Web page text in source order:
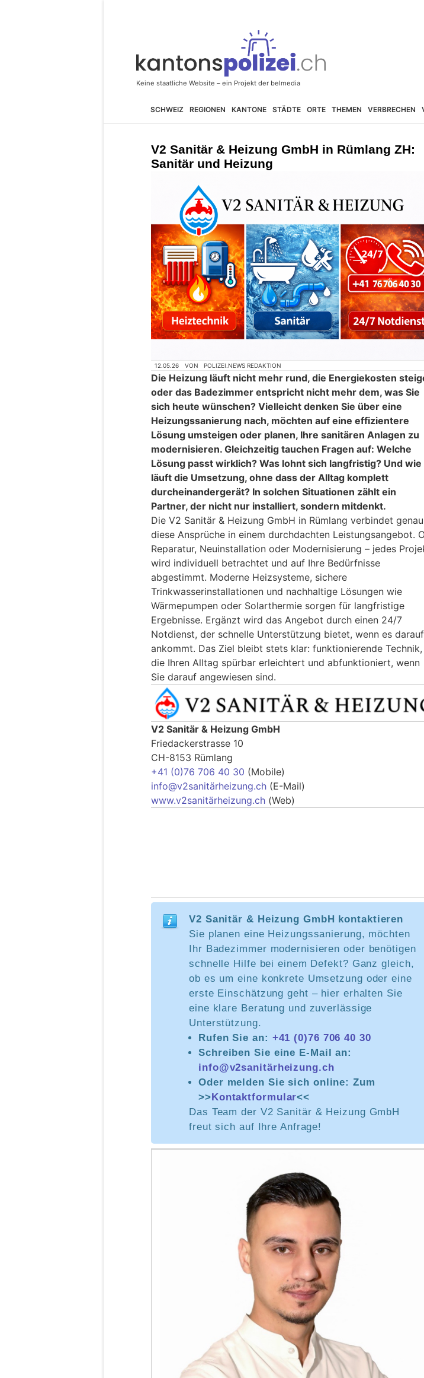
SCHWEIZ REGIONEN KANTONE STÄDTE ORTE THEMEN VERBRECHEN
V2 Sanitär & Heizung GmbH in Rümlang ZH:
Sanitär und Heizung
12.05.26 VON POLIZEI.NEWS REDAKTION
Die Heizung läuft nicht mehr rund, die Energiekosten
oder das Badezimmer entspricht nicht mehr dem, was Sie
sich heute wünschen? Vielleicht denken Sie über eine
Heizungssanierung nach, möchten auf eine effizientere
Lösung umsteigen oder planen, Ihre sanitären Anlagen zu
modernisieren. Gleichzeitig tauchen Fragen auf: Welche
Lösung passt wirklich? Was lohnt sich langfristig? Und wie
läuft die Umsetzung, ohne dass der Alltag komplett
durcheinandergerät? In solchen Situationen zählt ein
Partner, der nicht nur installiert, sondern mitdenkt.
Die V2 Sanitär & Heizung GmbH in Rümlang verbindet genau
diese Ansprüche in einem durchdachten Leistungsangebot.
Reparatur, Neuinstallation oder Modernisierung – jedes
wird individuell betrachtet und auf Ihre Bedürfnisse
abgestimmt. Moderne Heizsysteme, sichere
Trinkwasserinstallationen und nachhaltige Lösungen wie
Wärmepumpen oder Solarthermie sorgen für langfristige
Ergebnisse. Ergänzt wird das Angebot durch einen 24/7
Notdienst, der schnelle Unterstützung bietet, wenn es darauf
ankommt. Das Ziel bleibt stets klar: funktionierende Technik,
die Ihren Alltag spürbar erleichtert und abfunktioniert, wenn
Sie darauf angewiesen sind.
V2 Sanitär & Heizung GmbH
Friedackerstrasse 10
CH-8153 Rümlang
+41 (0)76 706 40 30 (Mobile)
info@v2sanitärheizung.ch (E-Mail)
www.v2sanitärheizung.ch (Web)
V2 Sanitär & Heizung GmbH kontaktieren
Sie planen eine Heizungssanierung, möchten
Ihr Badezimmer modernisieren oder benötigen
schnelle Hilfe bei einem Defekt? Ganz gleich,
ob es um eine konkrete Umsetzung oder eine
erste Einschätzung geht – hier erhalten Sie
eine klare Beratung und zuverlässige
Unterstützung.
Rufen Sie an: +41 (0)76 706 40 30
Schreiben Sie eine E-Mail an:
info@v2sanitärheizung.ch
Oder melden Sie sich online: Zum
>>Kontaktformular<<
Das Team der V2 Sanitär & Heizung GmbH
freut sich auf Ihre Anfrage!